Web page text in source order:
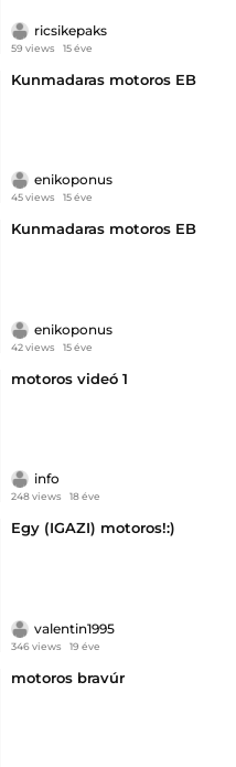
ricsikepaks
59 views 15 éve
Kunmadaras motoros EB
enikoponus
45 views 15 éve
Kunmadaras motoros EB
enikoponus
42 views 15 éve
motoros videó 1
info
248 views 18 éve
Egy (IGAZI) motoros!:)
valentin1995
346 views 19 éve
motoros bravúr